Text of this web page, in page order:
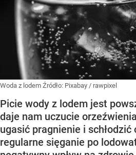
Woda z lodem Źródło: Pixabay / rawpixel
Picie wody z lodem jest
daje nam uczucie
ugasić pragnienie i
regularne sięganie po